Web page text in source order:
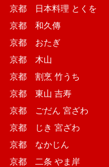
京都 日本料理 とくを
京都 和久傳
京都 おたぎ
京都 木山
京都 割烹 竹うち
京都 東山 吉寿
京都 ごだん 宮ざわ
京都 じき 宮ざわ
京都 なかじん
京都 二条 やま岸